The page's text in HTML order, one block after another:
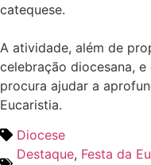
catequese.
A atividade, além de
celebração diocesana,
procura ajudar a
Eucaristia.
Diocese
Destaque, Festa da